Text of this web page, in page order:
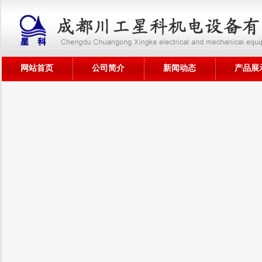
网站首页 公司简介 新闻动态 产品展